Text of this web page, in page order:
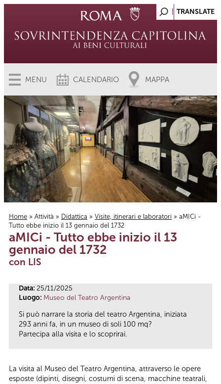
MENU CALENDARIO MAPPA
Tu sei qui
Home » Attività » Didattica » Visite, itinerari e laboratori » aMICi -
Tutto ebbe inizio il 13 gennaio del 1732
aMICi - Tutto ebbe inizio il 13
gennaio del 1732
con LIS
Data: 25/11/2025
Luogo: Museo del Teatro Argentina
Si può narrare la storia del teatro Argentina, iniziata
293 anni fa, in un museo di soli 100 mq?
Partecipa alla visita e lo scoprirai.
La visita al Museo del Teatro Argentina, attraverso le opere
esposte (dipinti, disegni, costumi di scena, macchine teatrali,